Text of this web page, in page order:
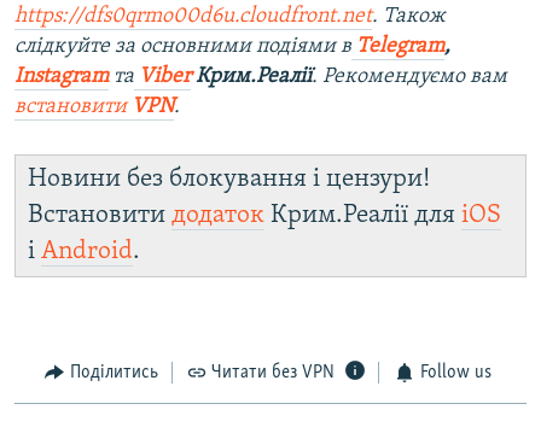
https://dfs0qrmo00d6u.cloudfront.net. Також
слідкуйте за основними подіями в Telegram,
Instagramта ViberКрим.Реалії. Рекомендуємо вам
встановити VPN.
Новини без блокування і цензури!
Встановити додаток Крим.Реалії для iOS
і Android.
Поділитись Читати без VPN Follow us